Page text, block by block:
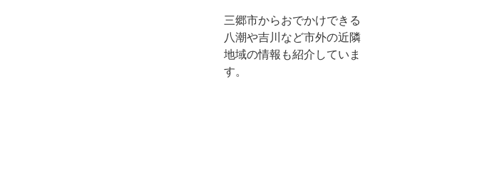
三郷市からおでかけできる
八潮や吉川など市外の近隣
地域の情報も紹介していま
す。